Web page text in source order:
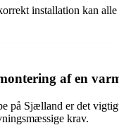
installation kan
af en
på Sjælland er det
krav.